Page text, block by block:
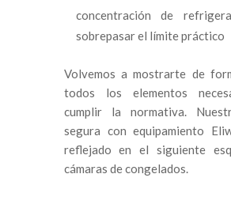
concentración de
sobrepasar el límite práctico
Volvemos a mostrarte de
todos los elementos
cumplir la normativa.
segura con equipamiento
reflejado en el siguiente
cámaras de congelados.